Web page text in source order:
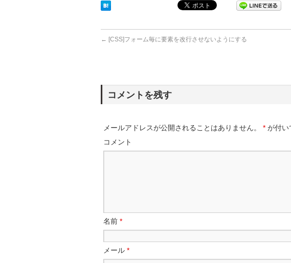
← [CSS]フォーム毎に要素を改行させないようにする
コメントを残す
メールアドレスが公開されることはありません。 * が付い
コメント
名前 *
メール *